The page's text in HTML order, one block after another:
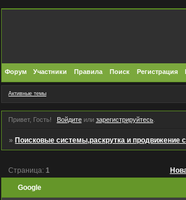
Форум Участники Правила Поиск Регистрация
Активные темы
Привет, Гость! Войдитеили зарегистрируйтесь.
»Поисковые системы,раскрутка и продвижение
Google
Страница:1